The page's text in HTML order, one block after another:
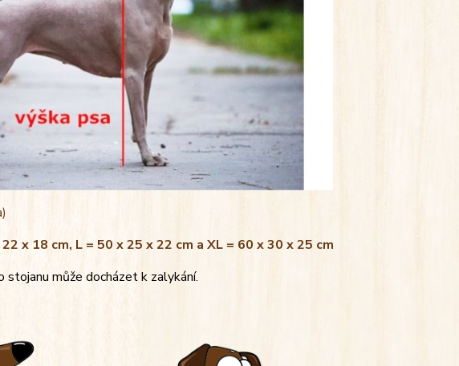
x 18 cm, L = 50 x 25 x 22 cm a XL = 60 x 30 x 25 cm
může docházet k zalykání.